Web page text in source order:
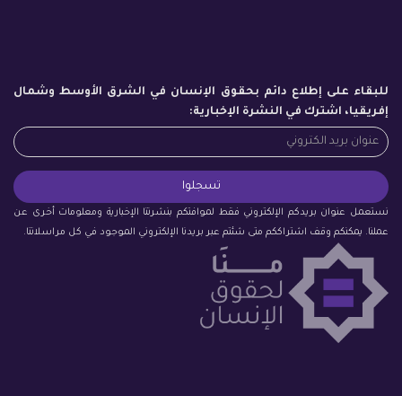
للبقاء على إطلاع دائم بحقوق الإنسان في الشرق الأوسط وشمال
إفريقيا، اشترك في النشرة الإخبارية:
نستعمل عنوان بريدكم الإلكتروني فقط لموافتكم بنشرتنا الإخبارية ومعلومات أخرى عن
عملنا. يمكنكم وقف اشتراككم متى شئتم عبر بريدنا الإلكتروني الموجود في كل مراسلاتنا.